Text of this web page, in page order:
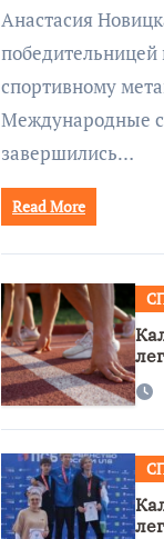
Анастасия
победительницей
спортивному
Международные
завершились…
Read More